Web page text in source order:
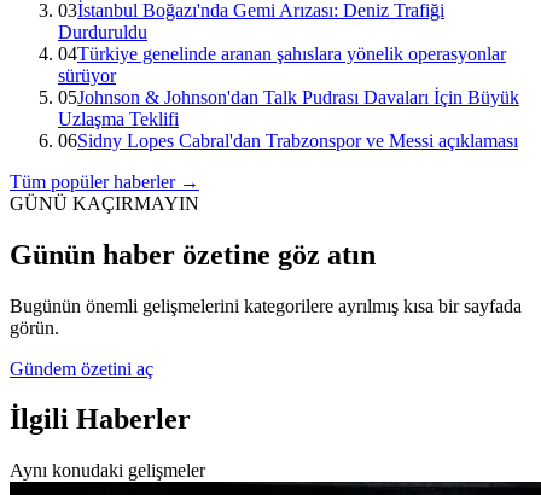
03İstanbul Boğazı'nda Gemi Arızası: Deniz Trafiği
Durduruldu
04Türkiye genelinde aranan şahıslara yönelik operasyonlar
sürüyor
05Johnson & Johnson'dan Talk Pudrası Davaları İçin Büyük
Uzlaşma Teklifi
06Sidny Lopes Cabral'dan Trabzonspor ve Messi açıklaması
Tüm popüler haberler →
GÜNÜ KAÇIRMAYIN
Günün haber özetine göz atın
Bugünün önemli gelişmelerini kategorilere ayrılmış kısa bir sayfada
görün.
Gündem özetini aç
İlgili Haberler
Aynı konudaki gelişmeler